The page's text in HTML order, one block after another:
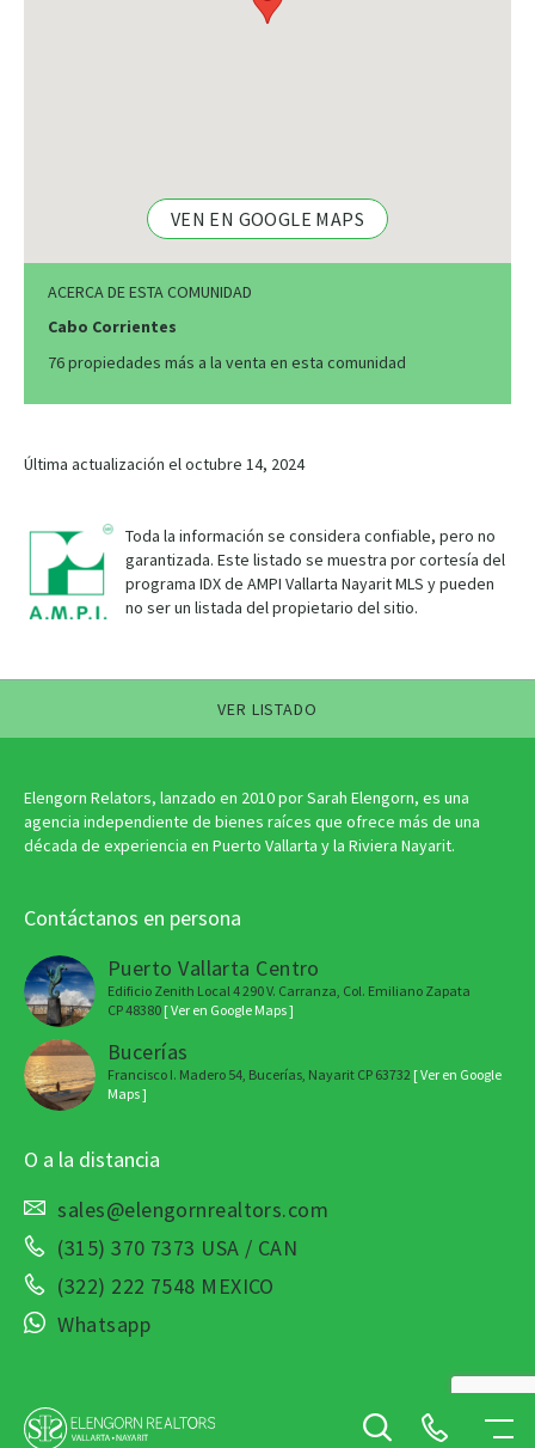
VEN EN GOOGLE MAPS
ACERCA DE ESTA COMUNIDAD
Cabo Corrientes
76 propiedades más a la venta en esta comunidad
Última actualización el octubre 14, 2024
Toda la información se considera confiable, pero no
garantizada. Este listado se muestra por cortesía del
programa IDX de AMPI Vallarta Nayarit MLS y pueden
no ser un listada del propietario del sitio.
VER LISTADO
Elengorn Relators, lanzado en 2010 por Sarah Elengorn, es una
agencia independiente de bienes raíces que ofrece más de una
década de experiencia en Puerto Vallarta y la Riviera Nayarit.
Contáctanos en persona
Puerto Vallarta Centro
Edificio Zenith Local 4 290 V. Carranza, Col. Emiliano Zapata
CP 48380 [ Ver en Google Maps ]
Bucerías
Francisco I. Madero 54, Bucerías, Nayarit CP 63732 [ Ver en Google
Maps ]
O a la distancia
sales@elengornrealtors.com
(315) 370 7373 USA / CAN
(322) 222 7548 MEXICO
Whatsapp